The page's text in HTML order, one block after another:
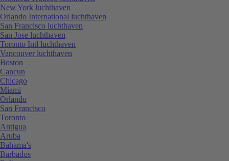
New York luchthaven
Orlando International luchthaven
San Francisco luchthaven
San Jose luchthaven
Toronto Intl luchthaven
Vancouver luchthaven
Boston
Cancun
Chicago
Miami
Orlando
San Francisco
Toronto
Antigua
Aruba
Bahama's
Barbados